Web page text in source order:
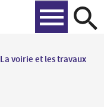
La voirie et les travaux